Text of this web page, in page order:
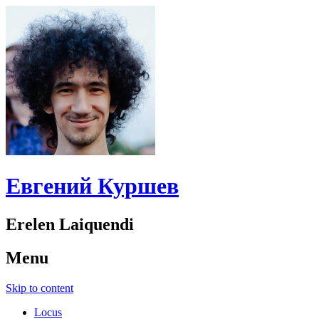
Евгений Куршев
Erelen Laiquendi
Menu
Skip to content
Locus